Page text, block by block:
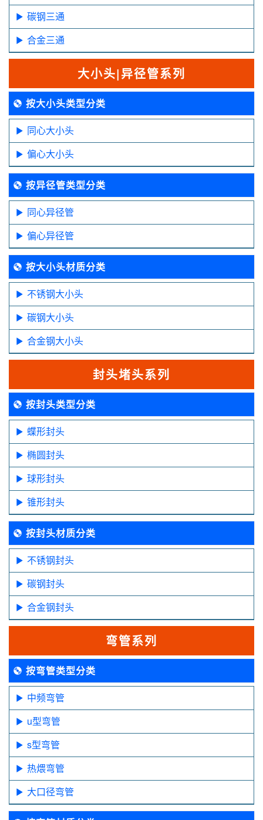
碳钢三通
合金三通
大小头|异径管系列
按大小头类型分类
同心大小头
偏心大小头
按异径管类型分类
同心异径管
偏心异径管
按大小头材质分类
不锈钢大小头
碳钢大小头
合金钢大小头
封头堵头系列
按封头类型分类
蝶形封头
椭圆封头
球形封头
锥形封头
按封头材质分类
不锈钢封头
碳钢封头
合金钢封头
弯管系列
按弯管类型分类
中频弯管
u型弯管
s型弯管
热煨弯管
大口径弯管